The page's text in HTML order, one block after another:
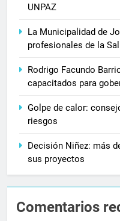
UNPAZ
La Municipalidad de
profesionales de la
Rodrigo Facundo
capacitados para
Golpe de calor:
riesgos
Decisión Niñez: más
sus proyectos
Comentarios